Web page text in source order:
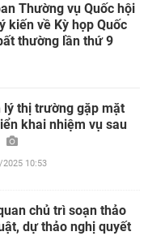
Thường vụ Quốc hội
kiến về Kỳ họp Quốc
thường lần thứ 9
lý thị trường gặp mặt
khai nhiệm vụ sau
10:53
chủ trì soạn thảo
dự thảo nghị quyết